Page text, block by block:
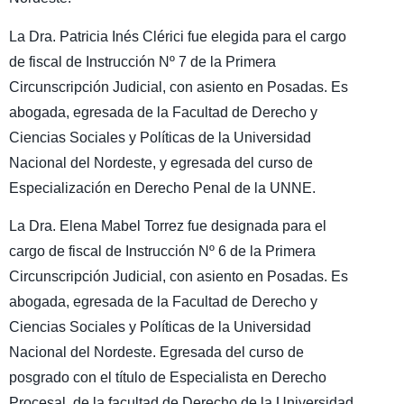
La Dra. Patricia Inés Clérici fue elegida para el cargo
de fiscal de Instrucción Nº 7 de la Primera
Circunscripción Judicial, con asiento en Posadas. Es
abogada, egresada de la Facultad de Derecho y
Ciencias Sociales y Políticas de la Universidad
Nacional del Nordeste, y egresada del curso de
Especialización en Derecho Penal de la UNNE.
La Dra. Elena Mabel Torrez fue designada para el
cargo de fiscal de Instrucción Nº 6 de la Primera
Circunscripción Judicial, con asiento en Posadas. Es
abogada, egresada de la Facultad de Derecho y
Ciencias Sociales y Políticas de la Universidad
Nacional del Nordeste. Egresada del curso de
posgrado con el título de Especialista en Derecho